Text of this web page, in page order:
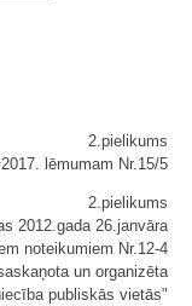
2.pielikums
lēmumam Nr.15/5
2.pielikums
2012.gada 26.janvāra
noteikumiem Nr.12-4
un organizēta
publiskās vietās"